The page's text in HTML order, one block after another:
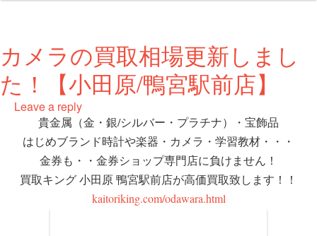
カメラの買取相場更新しまし
た！【小田原/鴨宮駅前店】
Leave a reply
貴金属（金・銀/シルバー・プラチナ）・宝飾品
はじめブランド時計や楽器・カメラ・学習教材・・・
金券も・・金券ショップ専門店に負けません！
買取キング 小田原 鴨宮駅前店が高価買取致します！！
kaitoriking.com/odawara.html